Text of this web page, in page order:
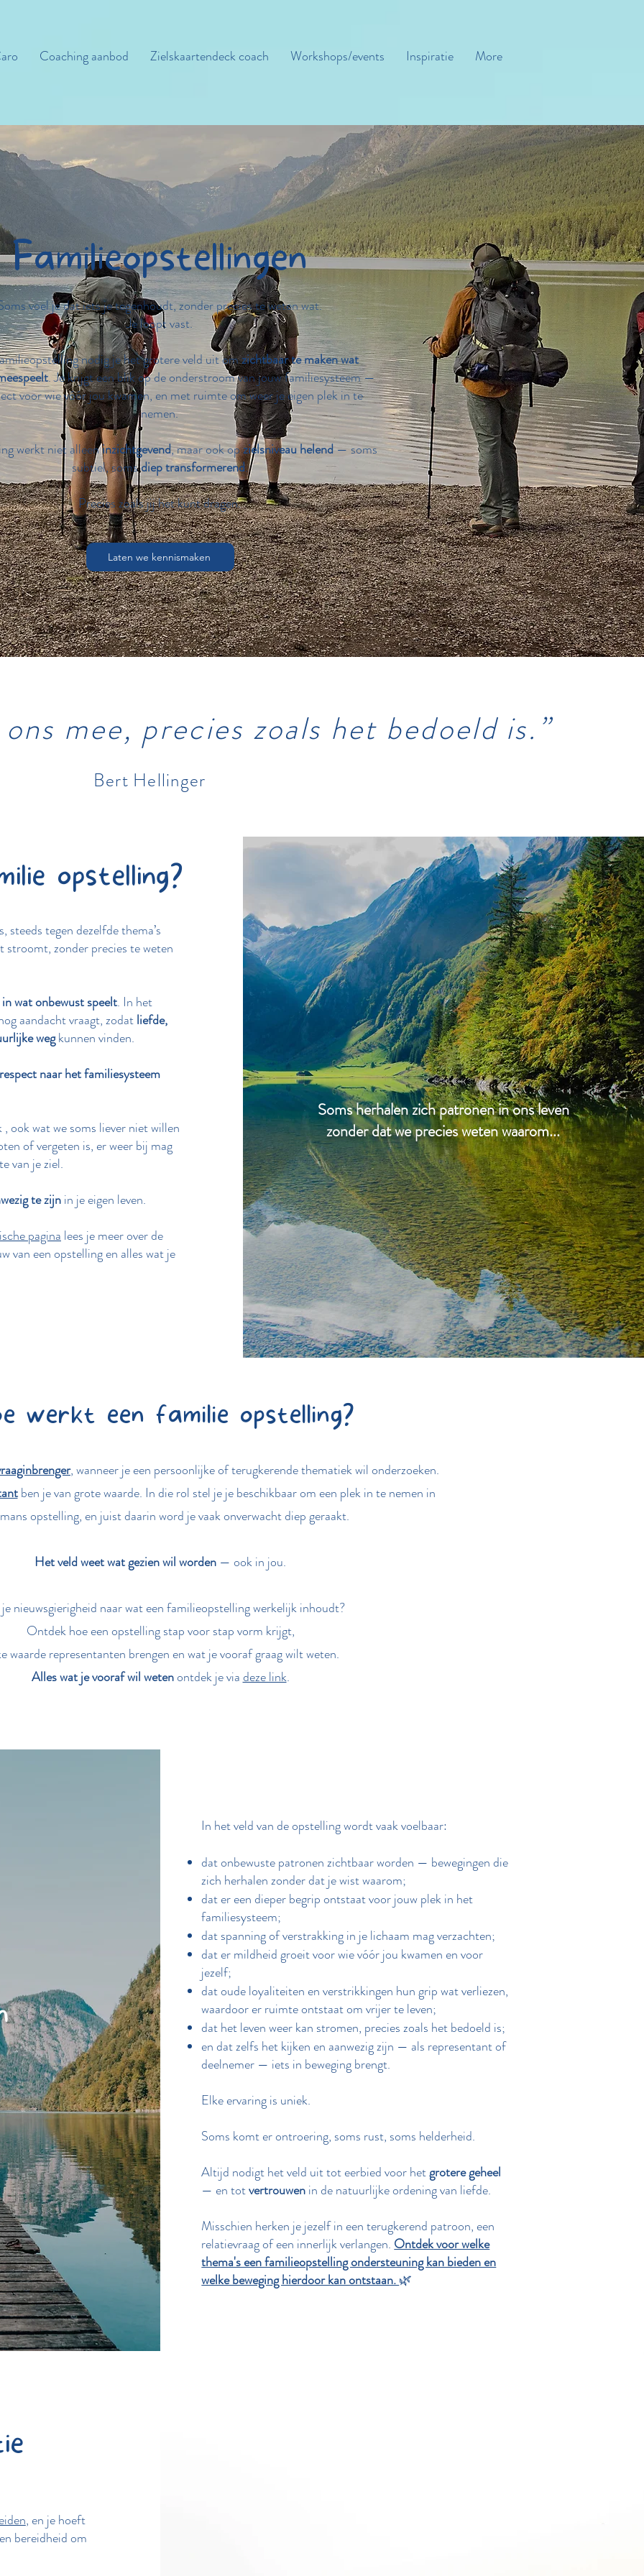
Coaching aanbod Zielskaartendeck coach Workshops/events Inspiratie More
Familieopstellingen
voel je dat iets je tegenhoudt, zonder precies te weten wat.
Je loopt vast.
nodig je het grotere veld uit omzichtbaar te maken wat
. Je krijgt een blik op de onderstroom van jouw familiesysteem —
voor wie vóór jou kwamen, en met ruimte om weer je eigen plek in te
nemen.
werkt niet alleeninzichtgevend, maar ook opzielsniveau helend— soms
subtiel, somsdiep transformerend.
Precies zoals jij het kunt dragen.
Laten we kennismaken
mee, precies zoals het bedoeld is.”
Bert Hellinger
opstelling?
steeds tegen dezelfde thema’s
stroomt, zonder precies te weten
wat onbewust speelt. In het
aandacht vraagt, zodatliefde,
wegkunnen vinden.
respect naar het familiesysteem
ook wat we soms liever niet willen
of vergeten is, er weer bij mag
van je ziel.
te zijnin je eigen leven.
pagina lees je meer over de
van een opstelling en alles wat je
Soms herhalen zich patronen in ons leven
zonder dat we precies weten waarom...
werkt een familie opstelling?
, wanneer je een persoonlijke of terugkerende thematiek wil onderzoeken.
ben je van grote waarde. In die rol stel je je beschikbaar om een plek in te nemen in
opstelling, en juist daarin word je vaak onverwacht diep geraakt.
Het veld weet wat gezien wil worden — ook in jou.
nieuwsgierigheid naar wat een familieopstelling werkelijk inhoudt?
Ontdek hoe een opstelling stap voor stap vorm krijgt,
waarde representanten brengen en wat je vooraf graag wilt weten.
Alles wat je vooraf wil wetenontdek je viadeze link.
In het veld van de opstelling wordt vaak voelbaar:
dat onbewuste patronen zichtbaar worden — bewegingen die
zich herhalen zonder dat je wist waarom;
dat er een dieper begrip ontstaat voor jouw plek in het
familiesysteem;
dat spanning of verstrakking in je lichaam mag verzachten;
dat er mildheid groeit voor wie vóór jou kwamen en voor
jezelf;
dat oude loyaliteiten en verstrikkingen hun grip wat verliezen,
waardoor er ruimte ontstaat om vrijer te leven;
dat het leven weer kan stromen, precies zoals het bedoeld is;
en dat zelfs het kijken en aanwezig zijn — als representant of
deelnemer — iets in beweging brengt.
Elke ervaring is uniek.
Soms komt er ontroering, soms rust, soms helderheid.
Altijd nodigt het veld uit tot eerbied voor hetgrotere geheel
— en totvertrouwenin de natuurlijke ordening van liefde.
Misschien herken je jezelf in een terugkerend patroon, een
relatievraag of een innerlijk verlangen. Ontdek voor welke
thema's een familieopstelling ondersteuning kan bieden en
welke beweging hierdoor kan ontstaan.🌿
, en je hoeft
bereidheid om